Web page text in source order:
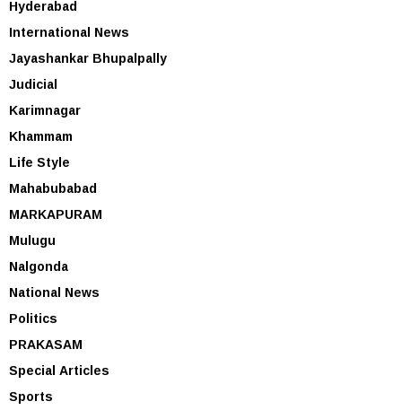
Hyderabad
International News
Jayashankar Bhupalpally
Judicial
Karimnagar
Khammam
Life Style
Mahabubabad
MARKAPURAM
Mulugu
Nalgonda
National News
Politics
PRAKASAM
Special Articles
Sports